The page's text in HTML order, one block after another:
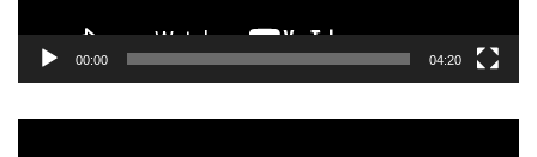
00:00 04:20